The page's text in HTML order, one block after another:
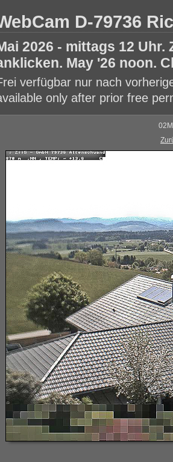
D-79736
2026 - mittags 12
May '26 noon.
verfügbar nur nach
only after prior free